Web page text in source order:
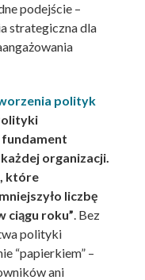
podejście –
strategiczna dla
polityk
fundament
organizacji.
które
liczbę
ciągu roku”. Bez
polityki
“papierkiem” –
ani